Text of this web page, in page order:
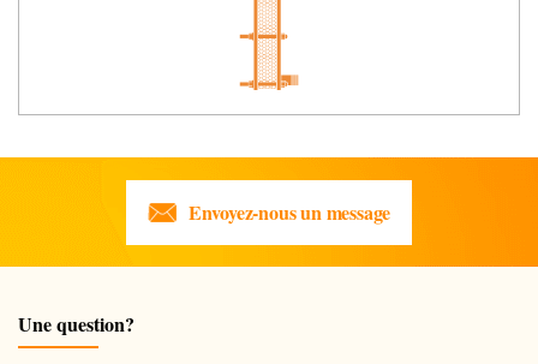
Envoyez-nous un message
Une question?